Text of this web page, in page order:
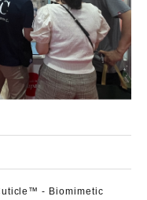
- Biomimetic